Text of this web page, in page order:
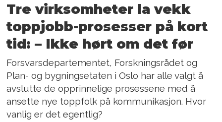
Tre virksomheter la vekk
toppjobb-prosesser på kort
tid: – Ikke hørt om det før
Forsvarsdepartementet, Forskningsrådet og
Plan- og bygningsetaten i Oslo har alle valgt å
avslutte de opprinnelige prosessene med å
ansette nye toppfolk på kommunikasjon. Hvor
vanlig er det egentlig?